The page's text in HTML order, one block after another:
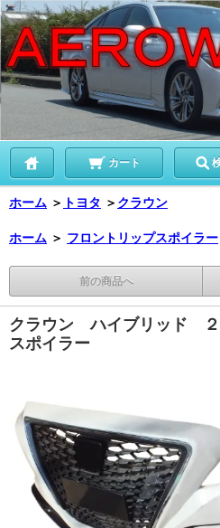
カート
ホーム ＞ トヨタ ＞ クラウン
ホーム ＞ フロントリップスポイラー
前の商品へ
クラウン ハイブリッド
スポイラー